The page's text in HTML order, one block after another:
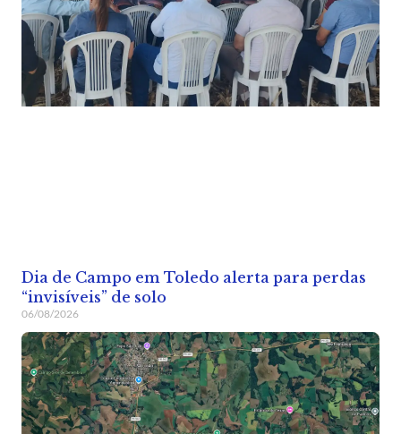
Dia de Campo em Toledo alerta para perdas
“invisíveis” de solo
06/08/2026